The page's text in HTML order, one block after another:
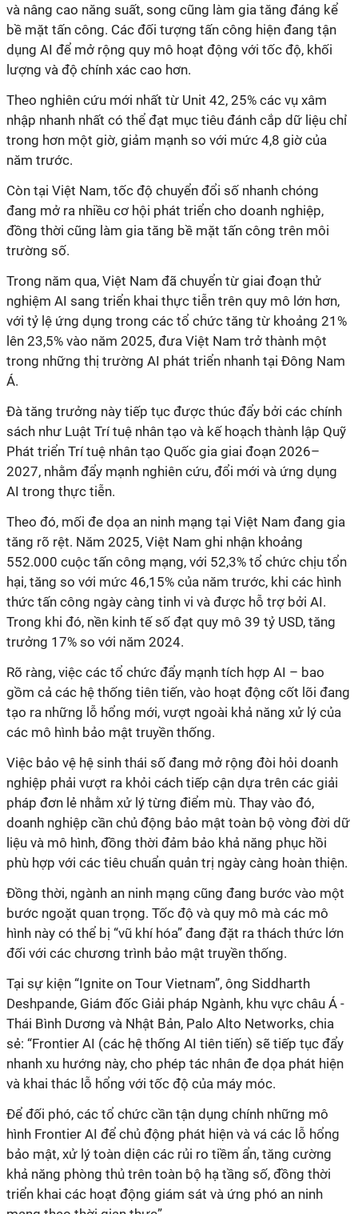
và nâng cao năng suất, song cũng làm gia tăng đáng kể
bề mặt tấn công. Các đối tượng tấn công hiện đang tận
dụng AI để mở rộng quy mô hoạt động với tốc độ, khối
lượng và độ chính xác cao hơn.
Theo nghiên cứu mới nhất từ Unit 42, 25% các vụ xâm
nhập nhanh nhất có thể đạt mục tiêu đánh cắp dữ liệu chỉ
trong hơn một giờ, giảm mạnh so với mức 4,8 giờ của
năm trước.
Còn tại Việt Nam, tốc độ chuyển đổi số nhanh chóng
đang mở ra nhiều cơ hội phát triển cho doanh nghiệp,
đồng thời cũng làm gia tăng bề mặt tấn công trên môi
trường số.
Trong năm qua, Việt Nam đã chuyển từ giai đoạn thử
nghiệm AI sang triển khai thực tiễn trên quy mô lớn hơn,
với tỷ lệ ứng dụng trong các tổ chức tăng từ khoảng 21%
lên 23,5% vào năm 2025, đưa Việt Nam trở thành một
trong những thị trường AI phát triển nhanh tại Đông Nam
Á.
Đà tăng trưởng này tiếp tục được thúc đẩy bởi các chính
sách như Luật Trí tuệ nhân tạo và kế hoạch thành lập Quỹ
Phát triển Trí tuệ nhân tạo Quốc gia giai đoạn 2026–
2027, nhằm đẩy mạnh nghiên cứu, đổi mới và ứng dụng
AI trong thực tiễn.
Theo đó, mối đe dọa an ninh mạng tại Việt Nam đang gia
tăng rõ rệt. Năm 2025, Việt Nam ghi nhận khoảng
552.000 cuộc tấn công mạng, với 52,3% tổ chức chịu tổn
hại, tăng so với mức 46,15% của năm trước, khi các hình
thức tấn công ngày càng tinh vi và được hỗ trợ bởi AI.
Trong khi đó, nền kinh tế số đạt quy mô 39 tỷ USD, tăng
trưởng 17% so với năm 2024.
Rõ ràng, việc các tổ chức đẩy mạnh tích hợp AI – bao
gồm cả các hệ thống tiên tiến, vào hoạt động cốt lõi đang
tạo ra những lỗ hổng mới, vượt ngoài khả năng xử lý của
các mô hình bảo mật truyền thống.
Việc bảo vệ hệ sinh thái số đang mở rộng đòi hỏi doanh
nghiệp phải vượt ra khỏi cách tiếp cận dựa trên các giải
pháp đơn lẻ nhằm xử lý từng điểm mù. Thay vào đó,
doanh nghiệp cần chủ động bảo mật toàn bộ vòng đời dữ
liệu và mô hình, đồng thời đảm bảo khả năng phục hồi
phù hợp với các tiêu chuẩn quản trị ngày càng hoàn thiện.
Đồng thời, ngành an ninh mạng cũng đang bước vào một
bước ngoặt quan trọng. Tốc độ và quy mô mà các mô
hình này có thể bị “vũ khí hóa” đang đặt ra thách thức lớn
đối với các chương trình bảo mật truyền thống.
Tại sự kiện “Ignite on Tour Vietnam”, ông Siddharth
Deshpande, Giám đốc Giải pháp Ngành, khu vực châu Á -
Thái Bình Dương và Nhật Bản, Palo Alto Networks, chia
sẻ: “Frontier AI (các hệ thống AI tiên tiến) sẽ tiếp tục đẩy
nhanh xu hướng này, cho phép tác nhân đe dọa phát hiện
và khai thác lỗ hổng với tốc độ của máy móc.
Để đối phó, các tổ chức cần tận dụng chính những mô
hình Frontier AI để chủ động phát hiện và vá các lỗ hổng
bảo mật, xử lý toàn diện các rủi ro tiềm ẩn, tăng cường
khả năng phòng thủ trên toàn bộ hạ tầng số, đồng thời
triển khai các hoạt động giám sát và ứng phó an ninh